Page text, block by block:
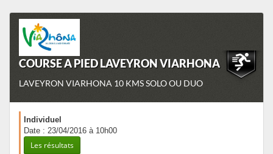
COURSE A PIED LAVEYRON VIARHONA
LAVEYRON VIARHONA 10 KMS SOLO OU DUO
Individuel
Date : 23/04/2016 à 10h00
Les résultats